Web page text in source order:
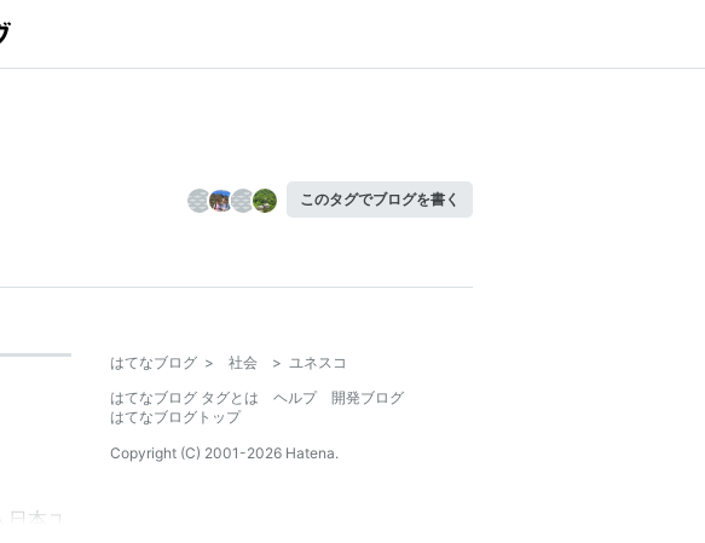
このタグでブログを書く
日本ユ
はてなブログ > 社会 > ユネスコ
はてなブログ タグとは
ヘルプ
開発ブログ
はてなブログトップ
Copyright (C) 2001-2026 Hatena.